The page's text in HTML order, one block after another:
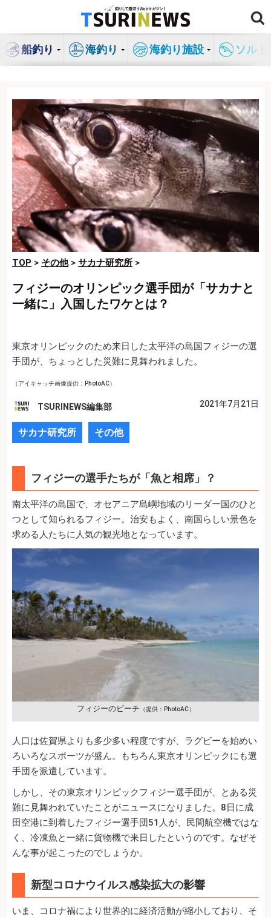
ン
船釣り 海釣り 海釣り施設 ソル
TOP > その他> サカナ研究所 >
フィジーのオリンピック選手団が「サカナと
一緒に」入国したワケとは？
東京オリンピックのため来日した太平洋の島国フィジーの選
手団が、ちょっとした災難に見舞われました。
（アイキャッチ画像提供：PhotoAC）
TSURINEWS編集部 2021年7月21日
サカナ研究所 その他
フィジーの選手たちが「魚と相席」？
南太平洋の島国で、オセアニア島嶼地域のリーダー国のひと
つとして知られるフィジー。治安もよく、南国らしい景色を
求める人たちに人気の観光地となっています。
フィジーのビーチ （提供：PhotoAC）
人口は佐賀県よりも多少多い程度ですが、ラグビーを始めい
ろいろなスポーツが盛ん。もちろん東京オリンピックにも選
手団を派遣しています。
しかし、その東京オリンピックフィジー選手団が、とある災
難に見舞われていたことがニュースになりました。8日に成
田空港に到着したフィジー選手団51人が、民間航空機ではな
く、冷凍魚と一緒に貨物機で来日したというのです。なぜそ
んな事が起こったのでしょうか。
新型コロナウイルス感染拡大の影響
いま、コロナ禍により世界的に経済活動が縮小しており、そ